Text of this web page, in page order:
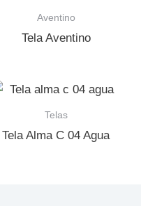
Aventino
Tela Aventino
Telas
Tela Alma C 04 Agua